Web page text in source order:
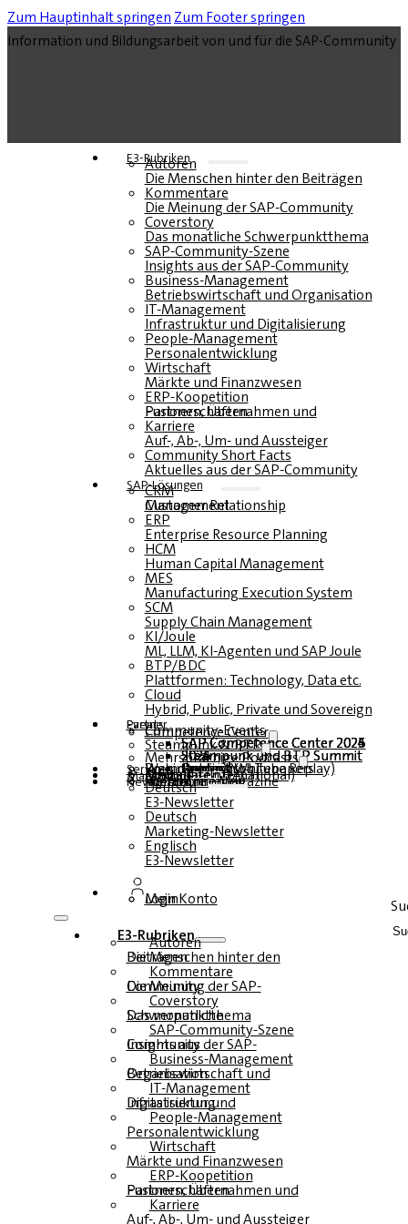
Zum Hauptinhalt springen Zum Footer springen
Information und Bildungsarbeit von und für die SAP-Community
E3-Rubriken
Autoren
Die Menschen hinter den Beiträgen
Kommentare
Die Meinung der SAP-Community
Coverstory
Das monatliche Schwerpunktthema
SAP-Community-Szene
Insights aus der SAP-Community
Business-Management
Betriebswirtschaft und Organisation
IT-Management
Infrastruktur und Digitalisierung
People-Management
Personalentwicklung
Wirtschaft
Märkte und Finanzwesen
ERP-Koopetition
Fusionen, Übernahmen und Partnerschaften
Karriere
Auf-, Ab-, Um- und Aussteiger
Community Short Facts
Aktuelles aus der SAP-Community
SAP-Lösungen
CRM
Customer Relationship Management
ERP
Enterprise Resource Planning
HCM
Human Capital Management
MES
Manufacturing Execution System
SCM
Supply Chain Management
KI/Joule
ML, LLM, KI-Agenten und SAP Joule
BTP/BDC
Plattformen: Technology, Data etc.
Cloud
Hybrid, Public, Private und Sovereign
Partner
EventsCommunity-Events
Competence Center
SAP Competence Center 2026
SAP Competence Center 2025
SAP Competence Center 2024
SAP Competence Center 2023
Steampunk & BTP
Steampunk und BTP Summit 2026
Steampunk und BTP Summit 2025
Steampunk und BTP Summit 2024
Mehrsprachige Podcasts
Deutsch
Englisch
Spanisch
Französisch
Roundtables (YouTube Replay)
Webinare und Whitepapers
Service
Formulare
Kontakt
Mediadaten DACH
Media Kit (International)
Magazin
hier abonnieren
für Abonnenten
kostenfreie Magazine
Newsletter
Deutsch
E3-Newsletter
Deutsch
Marketing-Newsletter
Englisch
E3-Newsletter
Login
Mein Konto
E3-Rubriken
Autoren
Die Menschen hinter den Beiträgen
Kommentare
Die Meinung der SAP-Community
Coverstory
Das monatliche Schwerpunktthema
SAP-Community-Szene
Insights aus der SAP-Community
Business-Management
Betriebswirtschaft und Organisation
IT-Management
Infrastruktur und Digitalisierung
People-Management
Personalentwicklung
Wirtschaft
Märkte und Finanzwesen
ERP-Koopetition
Fusionen, Übernahmen und Partnerschaften
Karriere
Auf-, Ab-, Um- und Aussteiger